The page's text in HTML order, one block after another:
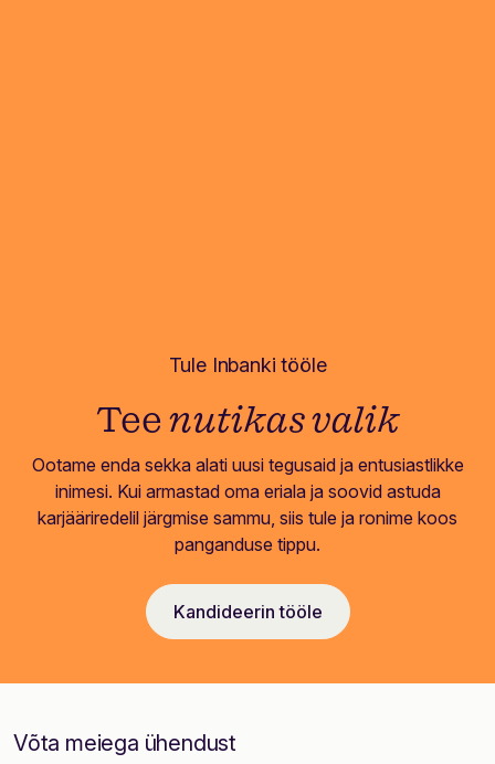
Tule Inbanki tööle
Tee nutikas valik
Ootame enda sekka alati uusi tegusaid ja entusiastlikke
inimesi. Kui armastad oma eriala ja soovid astuda
karjääriredelil järgmise sammu, siis tule ja ronime koos
panganduse tippu.
Kandideerin tööle
Võta meiega ühendust